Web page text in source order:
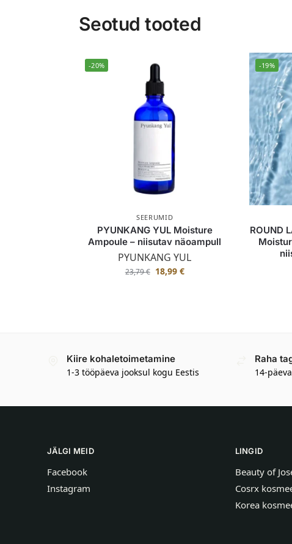
Seotud tooted
-20%
SEERUMID
PYUNKANG YUL Moisture
Ampoule – niisutav näoampull
PYUNKANG YUL
23,79€ 18,99 €
-19%
ROUND
Kiire kohaletoimetamine
1-3 tööpäeva jooksul kogu Eestis
Raha
14-
JÄLGI MEID
Facebook
Instagram
LINGID
Beauty of
Cosrx
Korea